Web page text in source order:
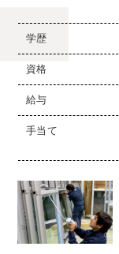
学歴
資格
給与
手当て